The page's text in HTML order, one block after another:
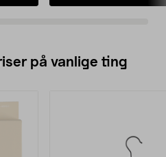
på vanlige ting